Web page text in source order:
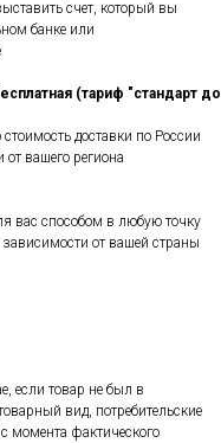
счет, который вы
банке или
(тариф "стандарт до
доставки по России
вашего региона
вас способом в любую точку
от вашей страны
если товар не был в
вид, потребительские
момента фактического